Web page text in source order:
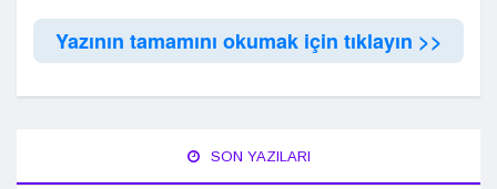
Yazının tamamını okumak için tıklayın >>
SON YAZILARI